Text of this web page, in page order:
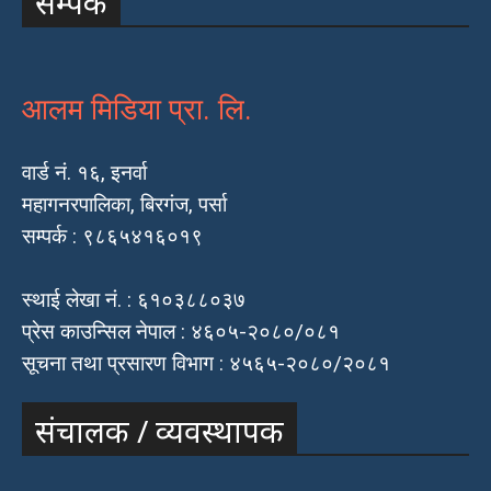
आलम मिडिया प्रा. लि.
वार्ड नं. १६, इनर्वा
महागनरपालिका, बिरगंज, पर्सा
सम्पर्क : ९८६५४१६०१९
स्थाई लेखा नं. : ६१०३८८०३७
प्रेस काउन्सिल नेपाल : ४६०५-२०८०/०८१
सूचना तथा प्रसारण विभाग : ४५६५-२०८०/२०८१
संचालक / व्यवस्थापक